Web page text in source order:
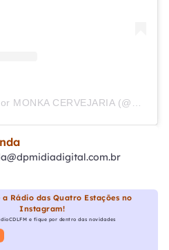
a Rádio das Quatro Estações no
Instagram!
e fique por dentro das novidades